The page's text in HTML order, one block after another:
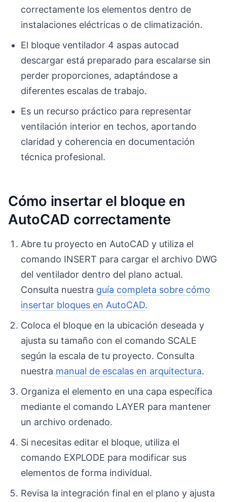
correctamente los elementos dentro de
instalaciones eléctricas o de climatización.
El bloque ventilador 4 aspas autocad
descargar está preparado para escalarse sin
perder proporciones, adaptándose a
diferentes escalas de trabajo.
Es un recurso práctico para representar
ventilación interior en techos, aportando
claridad y coherencia en documentación
técnica profesional.
Cómo insertar el bloque en
AutoCAD correctamente
Abre tu proyecto en AutoCAD y utiliza el
comando INSERT para cargar el archivo DWG
del ventilador dentro del plano actual.
Consulta nuestra guía completa sobre cómo
insertar bloques en AutoCAD.
Coloca el bloque en la ubicación deseada y
ajusta su tamaño con el comando SCALE
según la escala de tu proyecto. Consulta
nuestra manual de escalas en arquitectura.
Organiza el elemento en una capa específica
mediante el comando LAYER para mantener
un archivo ordenado.
Si necesitas editar el bloque, utiliza el
comando EXPLODE para modificar sus
elementos de forma individual.
Revisa la integración final en el plano y ajusta